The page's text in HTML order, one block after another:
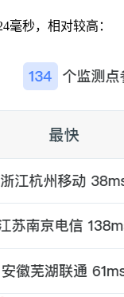
毫秒，相对较高：